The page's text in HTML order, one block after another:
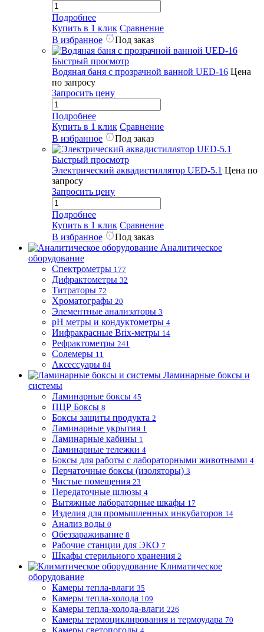
Подробнее
Купить в 1 клик Сравнение
В избранное
Под заказ
Быстрый просмотр
Водяная баня с прозрачной ванной UED-16 Цена
по запросу
Запросить цену
Подробнее
Купить в 1 клик Сравнение
В избранное
Под заказ
Быстрый просмотр
Электрический аквадистиллятор UED-5.1 Цена по
запросу
Запросить цену
Подробнее
Купить в 1 клик Сравнение
В избранное
Под заказ
Аналитическое
оборудование
Спектрометры 177
Дифрактометры 32
Титраторы 72
Хроматографы 20
Элементные анализаторы 3
pH метры и кондуктометры 4
Инфракрасные Brix-метры 14
Рефрактометры 241
Солемеры 11
Аксессуары 84
Ламинарные боксы и
системы
Ламинарные боксы 45
ПЦР Боксы 8
Боксы защиты продукта 2
Ламинарные укрытия 1
Ламинарные кабины 1
Ламинарные тележки 4
Боксы для работы с лабораторными животными 4
Перчаточные боксы (изоляторы) 3
Чистые помещения 23
Передаточные шлюзы 4
Вытяжные лабораторные шкафы 17
Изделия для промышленных инкубаторов 14
Анализ воды 0
Обеззараживание 8
Рабочие станции для ЭКО 7
Шкафы стерильного хранения 2
Климатическое
оборудование
Камеры тепла-влаги 35
Камеры тепла-холода 109
Камеры тепла-холода-влаги 226
Камеры термоциклирования и термоудара 70
Камеры светопогоды